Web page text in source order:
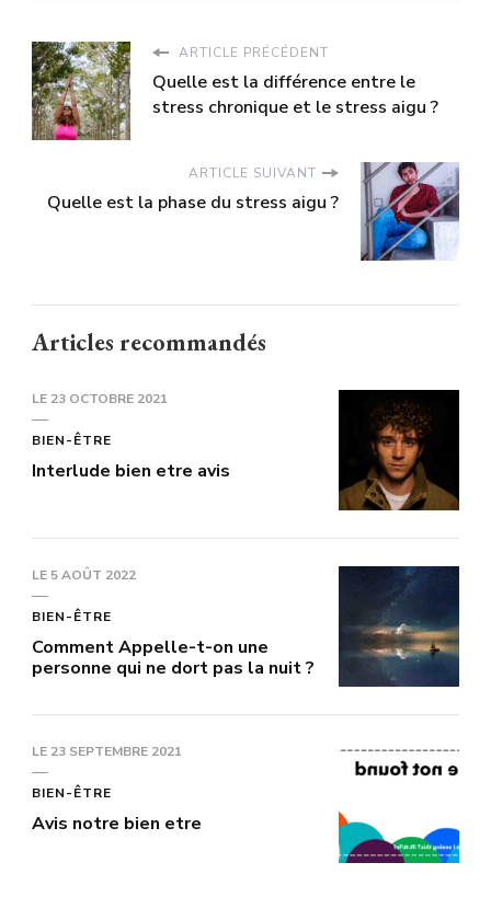
ARTICLE PRÉCÉDENT
Quelle est la différence entre le
stress chronique et le stress aigu ?
ARTICLE SUIVANT
Quelle est la phase du stress aigu ?
Articles recommandés
LE 23 OCTOBRE 2021
BIEN-ÊTRE
Interlude bien etre avis
LE 5 AOÛT 2022
BIEN-ÊTRE
Comment Appelle-t-on une
personne qui ne dort pas la nuit ?
LE 23 SEPTEMBRE 2021
BIEN-ÊTRE
Avis notre bien etre